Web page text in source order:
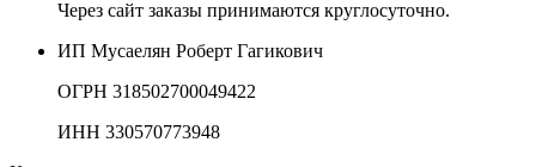
Через сайт заказы принимаются круглосуточно.
ИП Мусаелян Роберт Гагикович
ОГРН 318502700049422
ИНН 330570773948